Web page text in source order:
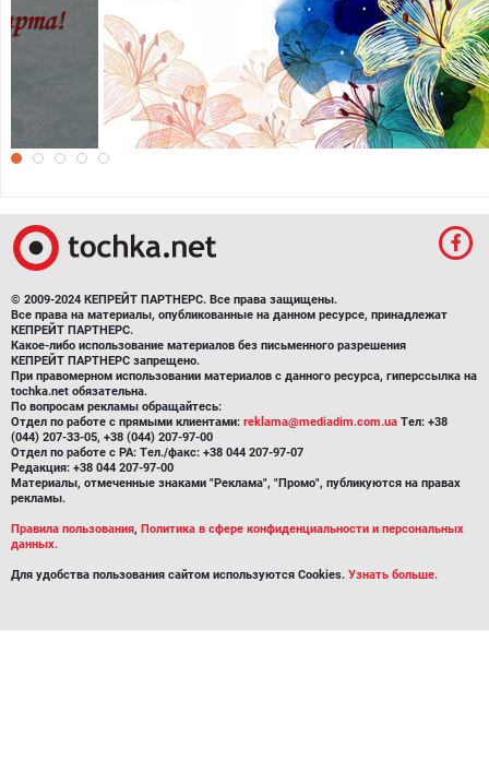
Красивые обои к 8 марта
© 2009-2024 КЕПРЕЙТ ПАРТНЕРС. Все права защищены.
Все права на материалы, опубликованные на данном ресурсе, принадлежат
КЕПРЕЙТ ПАРТНЕРС.
Какое-либо использование материалов без письменного разрешения
КЕПРЕЙТ ПАРТНЕРС запрещено.
При правомерном использовании материалов с данного ресурса, гиперссылка на
tochka.net обязательна.
По вопросам рекламы обращайтесь:
Отдел по работе с прямыми клиентами: reklama@mediadim.com.ua Тел: +38
(044) 207-33-05, +38 (044) 207-97-00
Отдел по работе с РА: Тел./факс: +38 044 207-97-07
Редакция: +38 044 207-97-00
Материалы, отмеченные знаками "Реклама", "Промо", публикуются на правах
рекламы.
Правила пользования, Политика в сфере конфиденциальности и персональных
данных.
Для удобства пользования сайтом используются Cookies. Узнать больше.